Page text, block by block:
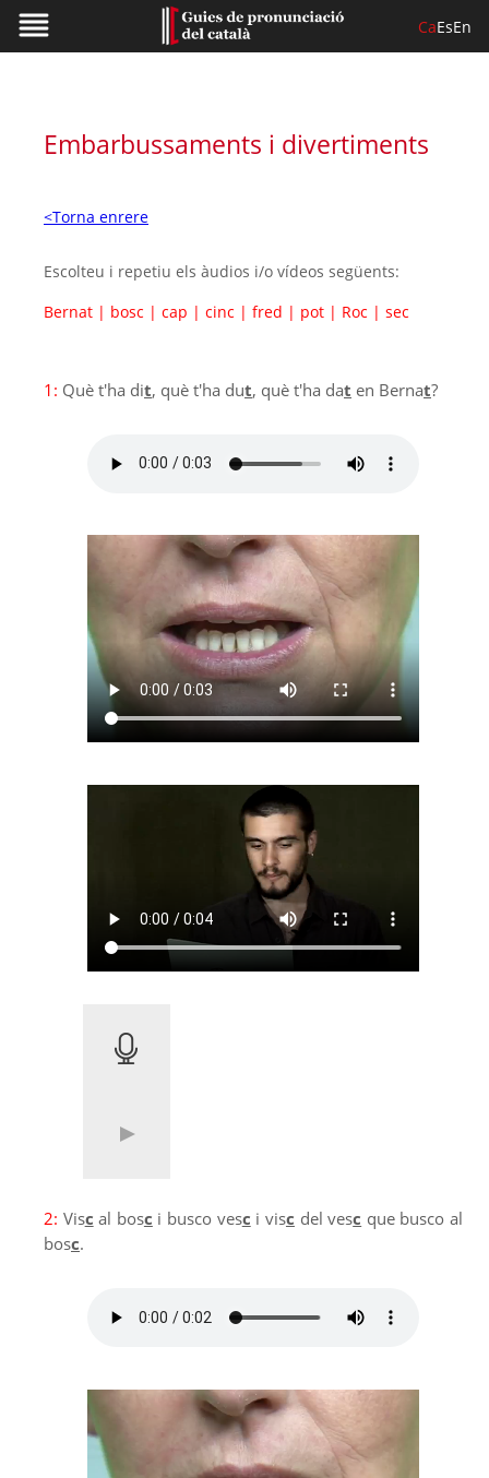
CaEsEn
Embarbussaments i divertiments
<Torna enrere
Escolteu i repetiu els àudios i/o vídeos següents:
Bernat | bosc | cap | cinc | fred | pot | Roc | sec
1: Què t'ha dit, què t'ha dut, què t'ha dat en Bernat?
2: Visc al bosc i busco vesc i visc del vesc que busco al
bosc.